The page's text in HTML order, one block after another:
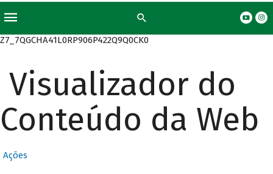
Z7_7QGCHA41L0RP906P422Q9Q0CK0
Visualizador do
Conteúdo da Web
Ações